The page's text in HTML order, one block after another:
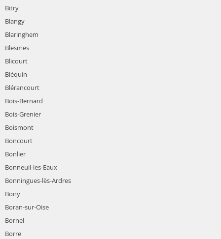
Bitry
Blangy
Blaringhem
Blesmes
Blicourt
Bléquin
Blérancourt
Bois-Bernard
Bois-Grenier
Boismont
Boncourt
Bonlier
Bonneuil-les-Eaux
Bonningues-lès-Ardres
Bony
Boran-sur-Oise
Bornel
Borre